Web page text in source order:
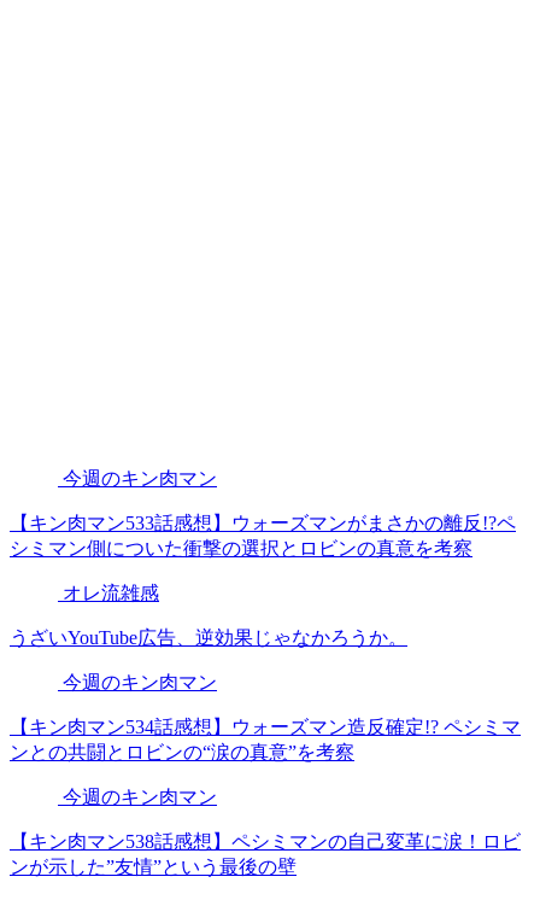
今週のキン肉マン
【キン肉マン533話感想】ウォーズマンがまさかの離反!?ペ
シミマン側についた衝撃の選択とロビンの真意を考察
オレ流雑感
うざいYouTube広告、逆効果じゃなかろうか。
今週のキン肉マン
【キン肉マン534話感想】ウォーズマン造反確定!? ペシミマ
ンとの共闘とロビンの“涙の真意”を考察
今週のキン肉マン
【キン肉マン538話感想】ペシミマンの自己変革に涙！ロビ
ンが示した”友情”という最後の壁